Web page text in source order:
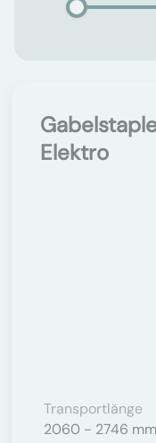
Elektro
Transportlänge
2060 - 2746 mm